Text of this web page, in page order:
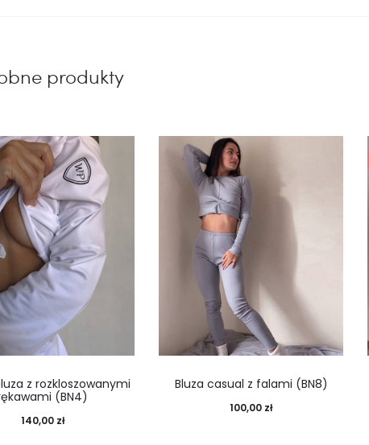
produkty
z rozkloszowanymi
(BN4)
140,00 zł
Bluza casual z falami (BN8)
100,00 zł